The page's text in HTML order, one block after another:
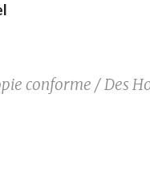
conforme / Des